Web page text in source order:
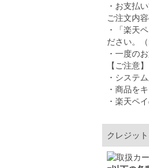
・お支払
ご注文内
・「楽天
ださい。
・一度の
【ご注意】
・システ
・商品を
・楽天ペ
クレジッ